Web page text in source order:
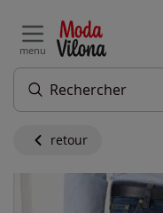
menu
retour